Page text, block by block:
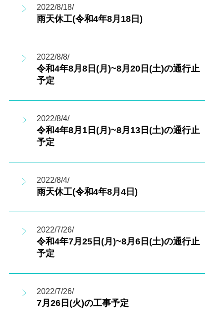
2022/8/18/
雨天休工(令和4年8月18日)
2022/8/8/
令和4年8月8日(月)~8月20日(土)の通行止
予定
2022/8/4/
令和4年8月1日(月)~8月13日(土)の通行止
予定
2022/8/4/
雨天休工(令和4年8月4日)
2022/7/26/
令和4年7月25日(月)~8月6日(土)の通行止
予定
2022/7/26/
7月26日(火)の工事予定